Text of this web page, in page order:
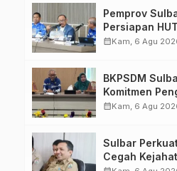
Pemprov
Persiapan
Upacara di
calendar_monthKam, 6 Agu
BKPSDM
Komitmen
Kompetensi
calendar_monthKam, 6 Agu
Sulbar
Cegah